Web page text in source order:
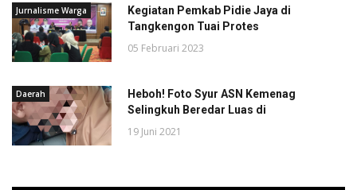
Jurnalisme Warga
Kegiatan Pemkab Pidie Jaya di
Tangkengon Tuai Protes
05 Februari 2023
Daerah
Heboh! Foto Syur ASN Kemenag
Selingkuh Beredar Luas di
19 Juni 2021